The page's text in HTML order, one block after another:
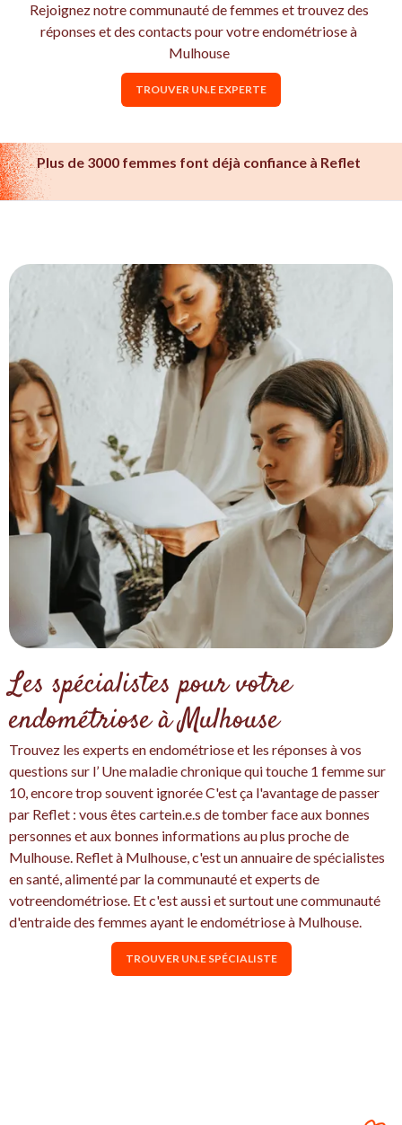
Rejoignez notre communauté de femmes et trouvez des
réponses et des contacts pour votre endométriose à
Mulhouse
TROUVER UN.E EXPERTE
Plus de 3000 femmes font déjà confiance à Reflet
Les spécialistes pour votre
endométriose à Mulhouse
Trouvez les experts en endométriose et les réponses à vos
questions sur l’ Une maladie chronique qui touche 1 femme sur
10, encore trop souvent ignorée C'est ça l'avantage de passer
par Reflet : vous êtes cartein.e.s de tomber face aux bonnes
personnes et aux bonnes informations au plus proche de
Mulhouse. Reflet à Mulhouse, c'est un annuaire de spécialistes
en santé, alimenté par la communauté et experts de
votreendométriose. Et c'est aussi et surtout une communauté
d'entraide des femmes ayant le endométriose à Mulhouse.
TROUVER UN.E SPÉCIALISTE